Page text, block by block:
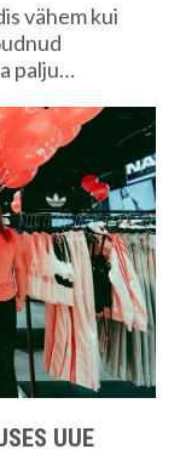
vähem kui
palju…
UUE